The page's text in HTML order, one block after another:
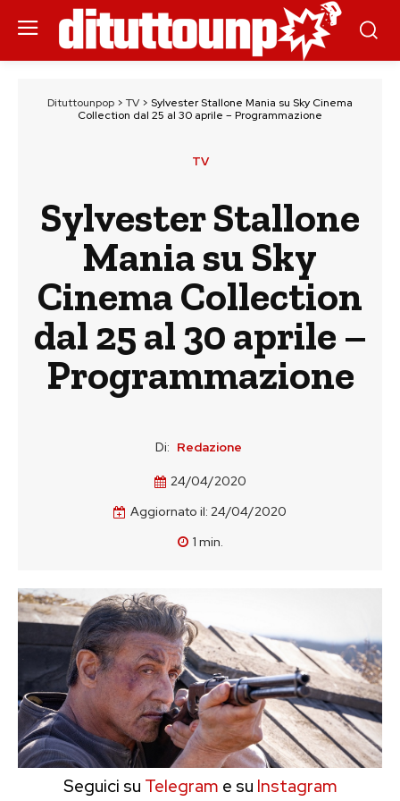
Dituttounpop > TV > Sylvester Stallone Mania su Sky Cinema
Collection dal 25 al 30 aprile – Programmazione
TV
Sylvester Stallone
Mania su Sky
Cinema Collection
dal 25 al 30 aprile –
Programmazione
Di: Redazione
24/04/2020
Aggiornato il: 24/04/2020
1 min.
Seguici su Telegram e su Instagram